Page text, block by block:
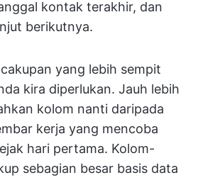
kontak terakhir, dan
berikutnya.
yang lebih sempit
kira diperlukan. Jauh lebih
kolom nanti daripada
kerja yang mencoba
hari pertama. Kolom-
sebagian besar basis data